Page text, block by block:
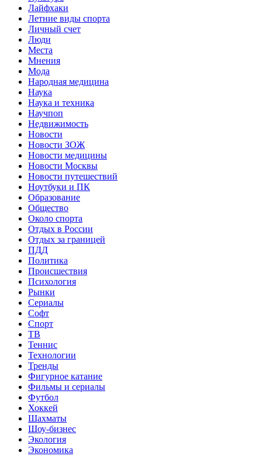
Лайфхаки
Летние виды спорта
Личный счет
Люди
Места
Мнения
Мода
Народная медицина
Наука
Наука и техника
Научпоп
Недвижимость
Новости
Новости ЗОЖ
Новости медицины
Новости Москвы
Новости путешествий
Ноутбуки и ПК
Образование
Общество
Около спорта
Отдых в России
Отдых за границей
ПДД
Политика
Происшествия
Психология
Рынки
Сериалы
Софт
Спорт
ТВ
Теннис
Технологии
Тренды
Фигурное катание
Фильмы и сериалы
Футбол
Хоккей
Шахматы
Шоу-бизнес
Экология
Экономика